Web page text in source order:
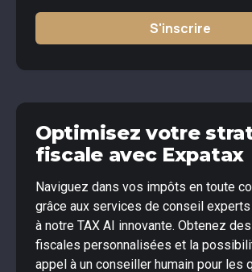
S'inscrire
Optimisez votre
fiscale avec Expatax
Naviguez dans vos impôts en toute
grâce aux services de conseil
à notre TAX AI innovante. Obtenez
fiscales personnalisées et la
appel à un conseiller humain pour les